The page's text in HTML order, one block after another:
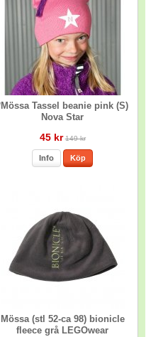
Tassel beanie pink (S)
Nova Star
45 kr 149 kr
Info Köp
Mössa (stl 52-ca 98) bionicle
fleece grå LEGOwear